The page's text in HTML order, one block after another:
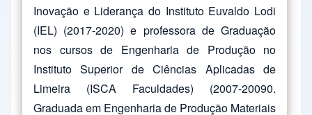
Inovação e Liderança do Instituto Euvaldo Lodi
(IEL) (2017-2020) e professora de Graduação
nos cursos de Engenharia de Produção no
Instituto Superior de Ciências Aplicadas de
Limeira (ISCA Faculdades) (2007-20090.
Graduada em Engenharia de Produção Materiais